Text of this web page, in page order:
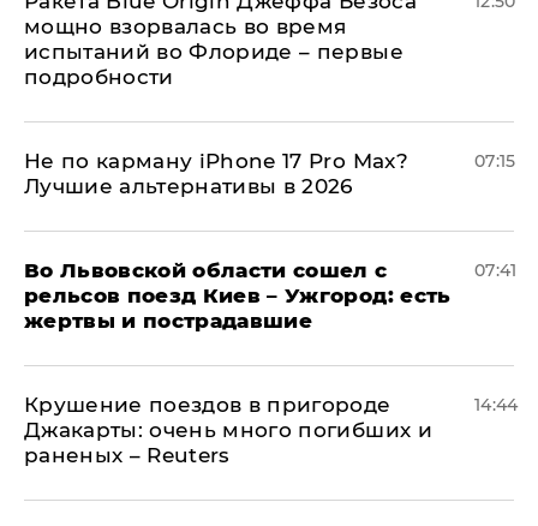
мощно взорвалась во время
испытаний во Флориде – первые
подробности
Не по карману iPhone 17 Pro Max?
Лучшие альтернативы в 2026
07:15
Во Львовской области сошел с
рельсов поезд Киев – Ужгород: есть
жертвы и пострадавшие
07:41
Крушение поездов в пригороде
Джакарты: очень много погибших и
раненых – Reuters
14:44